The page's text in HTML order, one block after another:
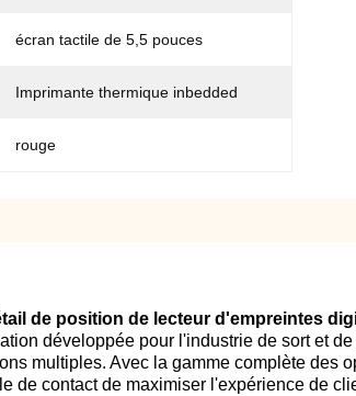
écran tactile de 5,5 pouces
Imprimante thermique inbedded
rouge
de position de lecteur d'empreintes
développée pour l'industrie de sort et
multiples. Avec la gamme complète des
de contact de maximiser l'expérience de